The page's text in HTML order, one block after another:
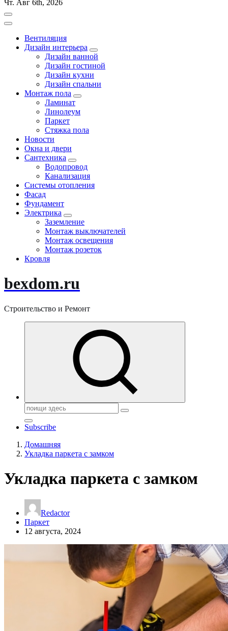
Чт. Авг 6th, 2026
Вентиляция
Дизайн интерьера
Дизайн ванной
Дизайн гостиной
Дизайн кухни
Дизайн спальни
Монтаж пола
Ламинат
Линолеум
Паркет
Стяжка пола
Новости
Окна и двери
Сантехника
Водопровод
Канализация
Системы отопления
Фасад
Фундамент
Электрика
Заземление
Монтаж выключателей
Монтаж освещения
Монтаж розеток
Кровля
bexdom.ru
Строительство и Ремонт
Поиск:
Subscribe
Домашняя
Укладка паркета с замком
Укладка паркета с замком
Redactor
Паркет
12 августа, 2024